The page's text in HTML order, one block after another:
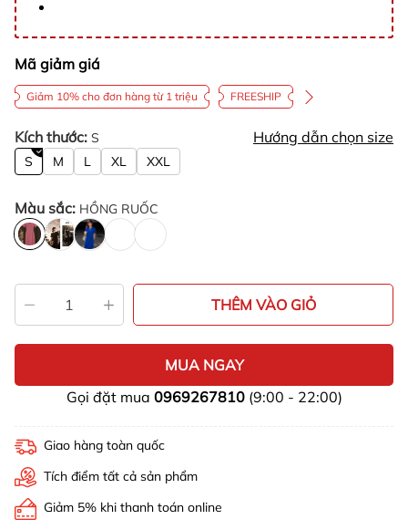
Mã giảm giá
Giảm 10% cho đơn hàng từ 1 triệu FREESHIP
Kích thước: S Hướng dẫn chọn size
S M L XL XXL
Màu sắc: HỒNG RUỐC
THÊM VÀO GIỎ
MUA NGAY
Gọi đặt mua 0969267810(9:00 - 22:00)
Giao hàng toàn quốc
Tích điểm tất cả sản phẩm
Giảm 5% khi thanh toán online